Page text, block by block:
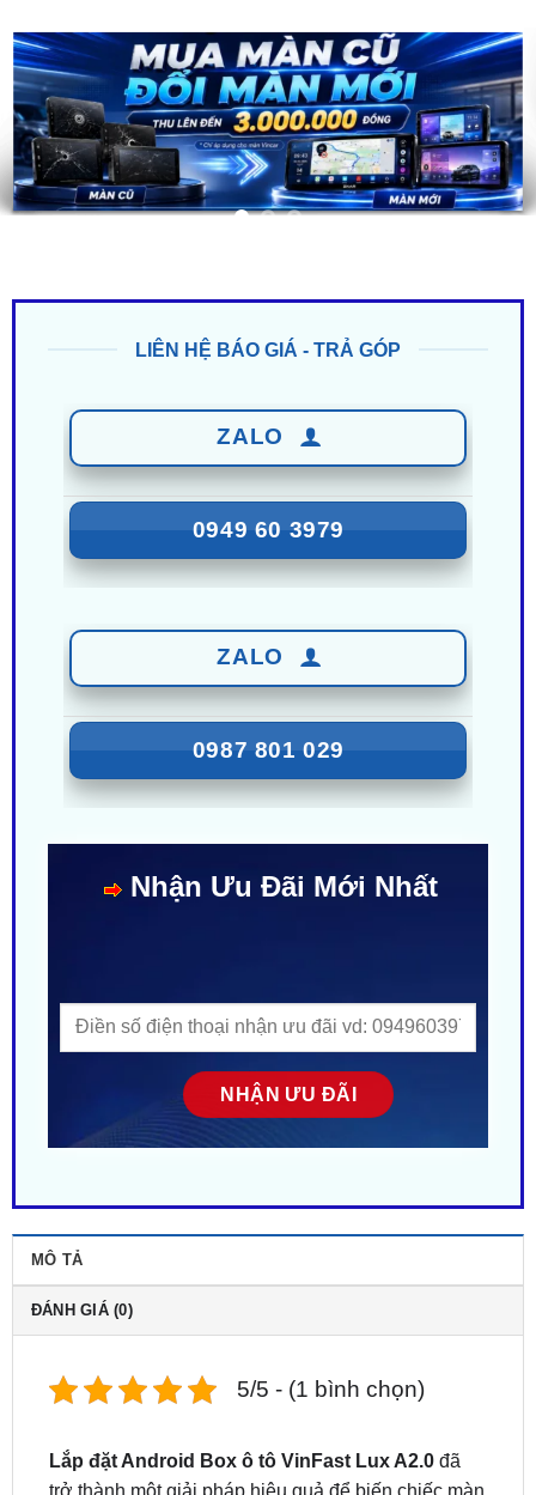
0949 60 3979
0987 801 029
ĐÁNH GIÁ (0)
Lắp đặt Android Box ô tô VinFast Lux A2.0
hình Zin trên xe thành một hệ thống thông minh, đa
dạng tính năng, mang lại trải nghiệm hoàn toàn mới